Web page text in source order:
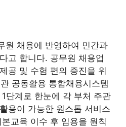
원 채용에 반영하여 민간과
고 합니다. 공무원 채용업
공 및 수험 편의 증진을 위
공동활용 통합채용시스템
단계로 한눈에 각 부처 주관
용이 가능한 원스톱 서비스
교육 이수 후 임용을 원칙